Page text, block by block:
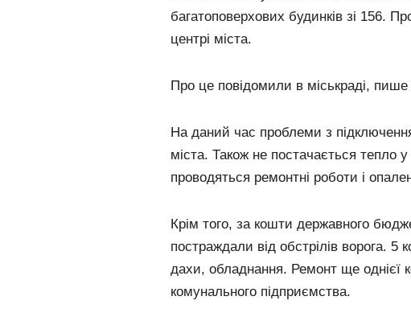
багатоповерхових будинків зі 156.
центрі міста.
Про це повідомили в міськраді, пише
На даний час проблеми з
міста. Також не постачається тепло
проводяться ремонтні роботи і
Крім того, за кошти державного
постраждали від обстрілів ворога. 5
дахи, обладнання. Ремонт ще однієї
комунального підприємства.